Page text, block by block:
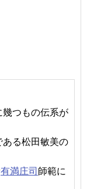
つもの伝系が
る松田敏美の
有満庄司師範に